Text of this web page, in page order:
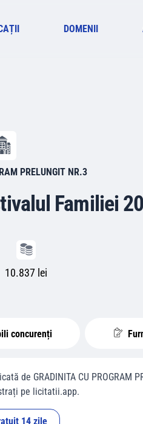
DOMENII
PRELUNGIT NR.3
Familiei
10.837 lei
concurenți
de GRADINITA CU PROGRAM
pe licitatii.app.
14 zile